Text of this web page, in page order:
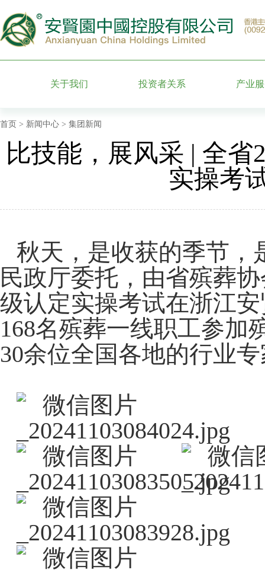
关于我们
集团简介
管理团队
投资者关系
公司公告
财务信息公告
月报表
产业
特色园
殡葬礼
首页 > 新闻中心 > 集团新闻
比技能，展风采 | 全
实操考
秋天，是收获的季节，
民政厅委托，由省殡葬
级认定实操考试在浙江
168名殡葬一线职工参加
30余位全国各地的行业